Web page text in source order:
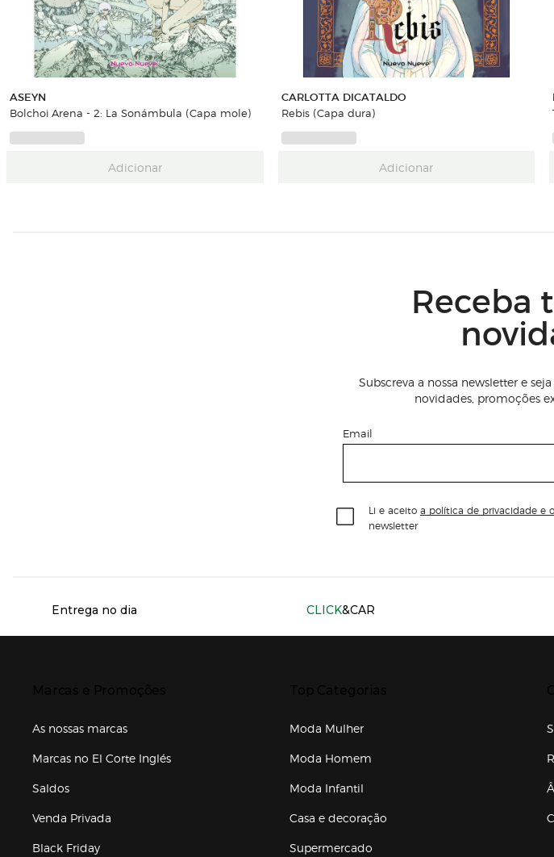
ASEYN
Bolchoi Arena - 2: La Sonámbula (Capa mole)
Adicionar
CARLOTTA DICATALDO
Rebis (Capa dura)
Adicionar
Receba
Subscreva a nossa newsletter e
novidades, promoções
Email
Li e aceito a política de privacidade e
newsletter
Entrega no dia CLICK&CAR
As nossas marcas
Marcas no El Corte Inglés
Saldos
Venda Privada
Black Friday
Moda Mulher
Moda Homem
Moda Infantil
Casa e decoração
Supermercado